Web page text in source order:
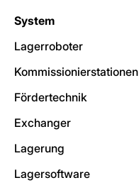
System
Lagerroboter
Kommissionierstationen
Fördertechnik
Exchanger
Lagerung
Lagersoftware